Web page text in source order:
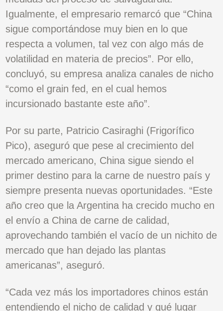
Igualmente, el empresario remarcó que “China
sigue comportándose muy bien en lo que
respecta a volumen, tal vez con algo más de
volatilidad en materia de precios”. Por ello,
concluyó, su empresa analiza canales de nicho
“como el grain fed, en el cual hemos
incursionado bastante este año”.
Por su parte, Patricio Casiraghi (Frigorífico
Pico), aseguró que pese al crecimiento del
mercado americano, China sigue siendo el
primer destino para la carne de nuestro país y
siempre presenta nuevas oportunidades. “Este
año creo que la Argentina ha crecido mucho en
el envío a China de carne de calidad,
aprovechando también el vacío de un nichito de
mercado que han dejado las plantas
americanas”, aseguró.
“Cada vez más los importadores chinos están
entendiendo el nicho de calidad y qué lugar